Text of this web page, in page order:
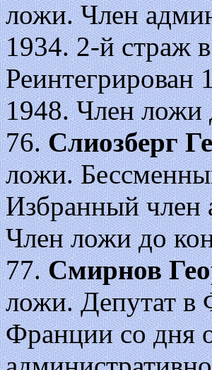
ложи. Член
1934. 2-й страж
Реинтегрирован
1948. Член ложи
76.Слиозберг
ложи.
Избранный член
Член ложи до
77.Смирнов
ложи. Депутат в
Франции со дня